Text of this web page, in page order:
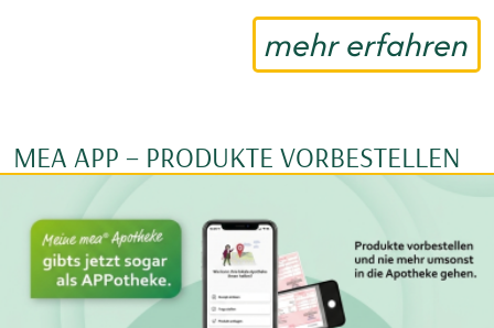
mehr erfahren
MEA APP – PRODUKTE VORBESTELLEN